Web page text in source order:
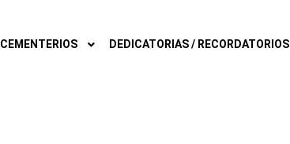
CEMENTERIOS DEDICATORIAS / RECORDATORIOS